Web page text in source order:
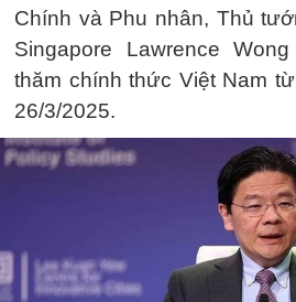
Chính và Phu nhân, Thủ
Singapore Lawrence
thăm chính thức Việt Nam
26/3/2025.